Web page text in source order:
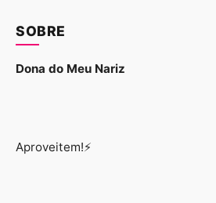
SOBRE
Dona do Meu Nariz
Aproveitem!⚡